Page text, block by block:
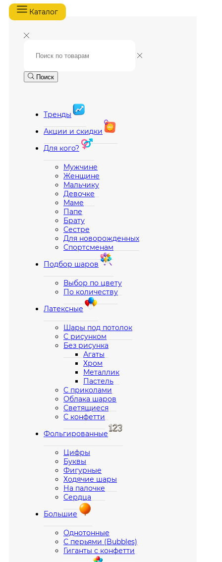
Каталог
Поиск
Тренды
Акции и скидки
Для кого?
Мужчине
Женщине
Мальчику
Девочке
Маме
Папе
Брату
Сестре
Для новорожденных
Спортсменам
Подбор шаров
Выбор по цвету
По количеству
Латексные
Шары под потолок
С рисунком
Без рисунка
Агаты
Хром
Металлик
Пастель
С приколами
Облака шаров
Светящиеся
С конфетти
Фольгированные
Цифры
Буквы
Фигурные
Ходячие шары
На палочке
Сердца
Большие
Однотонные
С перьями (Bubbles)
Гиганты с конфетти